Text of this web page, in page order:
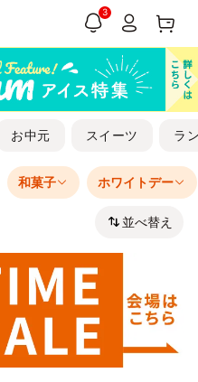
3
お中元 スイーツ ラ
和菓子 ホワイトデー
並べ替え